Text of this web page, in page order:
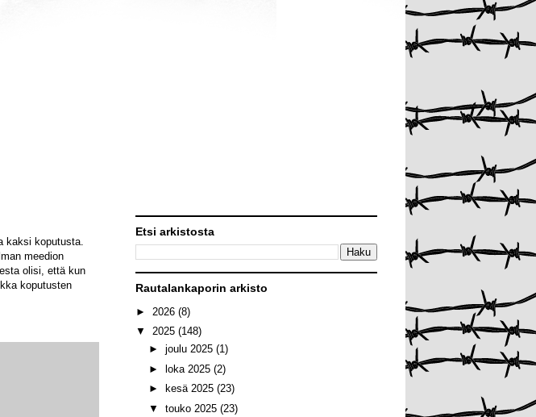
kaksi koputusta.
meedion
olisi, että kun
koputusten
Etsi arkistosta
Rautalankaporin arkisto
► 2026 (8)
▼ 2025 (148)
► joulu 2025 (1)
► loka 2025 (2)
►
kesä 2025 (23)
▼ touko 2025 (23)